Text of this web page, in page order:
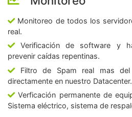
Monitoreo de todos los
real.
Verificación de software y
prevenir caídas repentinas.
Filtro de Spam real mas del
directamente en nuestro Datacenter.
Verficación permanente de
Sistema eléctrico, sistema de